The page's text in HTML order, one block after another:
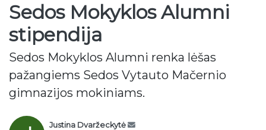
Sedos Mokyklos Alumni
stipendija
Sedos Mokyklos Alumni renka lėšas
pažangiems Sedos Vytauto Mačernio
gimnazijos mokiniams.
Justina Dvaržeckytė